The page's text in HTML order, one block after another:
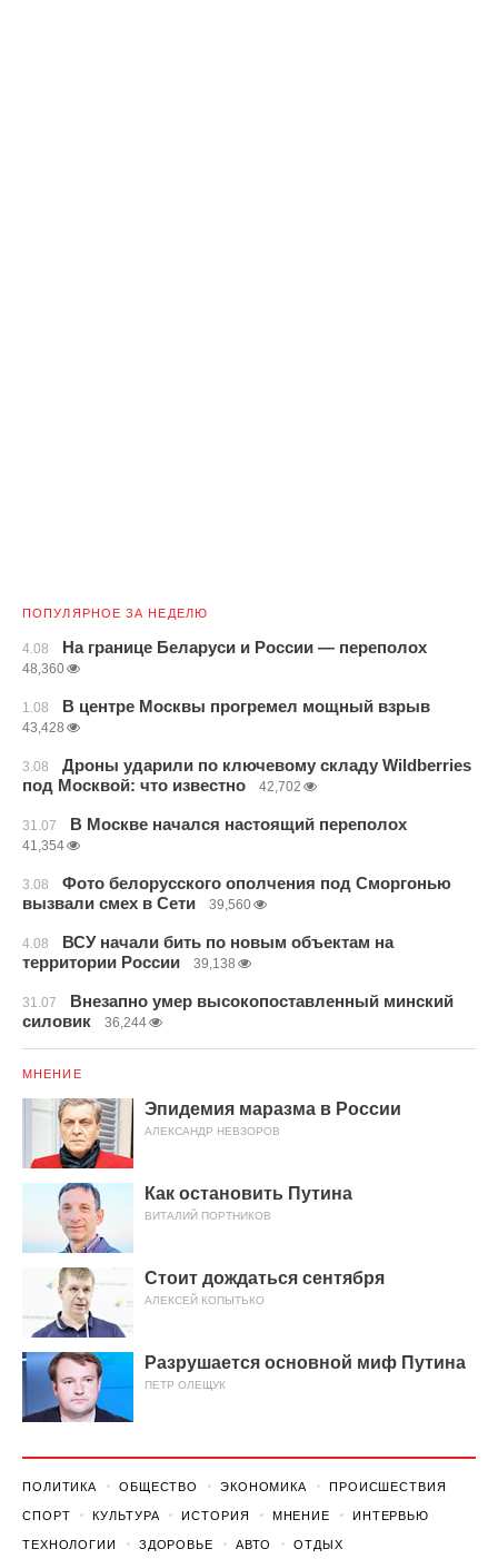
ПОПУЛЯРНОЕ ЗА НЕДЕЛЮ
4.08 На границе Беларуси и России — переполох
48,360
1.08 В центре Москвы прогремел мощный взрыв
43,428
3.08
Дроны ударили по ключевому складу Wildberries
под Москвой: что известно
42,702
31.07 В Москве начался настоящий переполох
41,354
3.08
Фото белорусского ополчения под Сморгонью
вызвали смех в Сети
39,560
4.08
ВСУ начали бить по новым объектам на
территории России
39,138
31.07
Внезапно умер высокопоставленный минский
силовик
36,244
МНЕНИЕ
Эпидемия маразма в России
АЛЕКСАНДР НЕВЗОРОВ
Как остановить Путина
ВИТАЛИЙ ПОРТНИКОВ
Стоит дождаться сентября
АЛЕКСЕЙ КОПЫТЬКО
Разрушается основной миф Путина
ПЕТР ОЛЕЩУК
ПОЛИТИКА ОБЩЕСТВО ЭКОНОМИКА ПРОИСШЕСТВИЯ
СПОРТ КУЛЬТУРА ИСТОРИЯ МНЕНИЕ ИНТЕРВЬЮ
ТЕХНОЛОГИИ ЗДОРОВЬЕ АВТО ОТДЫХ